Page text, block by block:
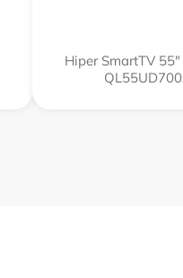
Hiper SmartTV 55"